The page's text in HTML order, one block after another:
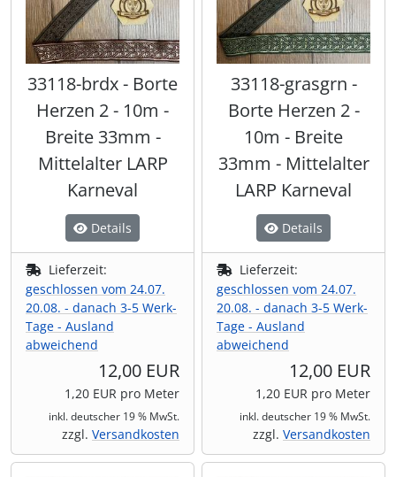
33118-brdx - Borte
Herzen 2 - 10m -
Breite 33mm -
Mittelalter LARP
Karneval
Details
Lieferzeit:
geschlossen vom 24.07.
20.08. - danach 3-5 Werk-
Tage - Ausland
abweichend
12,00 EUR
1,20 EUR pro Meter
inkl. deutscher 19 % MwSt.
zzgl. Versandkosten
33118-grasgrn -
Borte Herzen 2 -
10m - Breite
33mm - Mittelalter
LARP Karneval
Details
Lieferzeit:
geschlossen vom 24.07.
20.08. - danach 3-5 Werk-
Tage - Ausland
abweichend
12,00 EUR
1,20 EUR pro Meter
inkl. deutscher 19 % MwSt.
zzgl. Versandkosten